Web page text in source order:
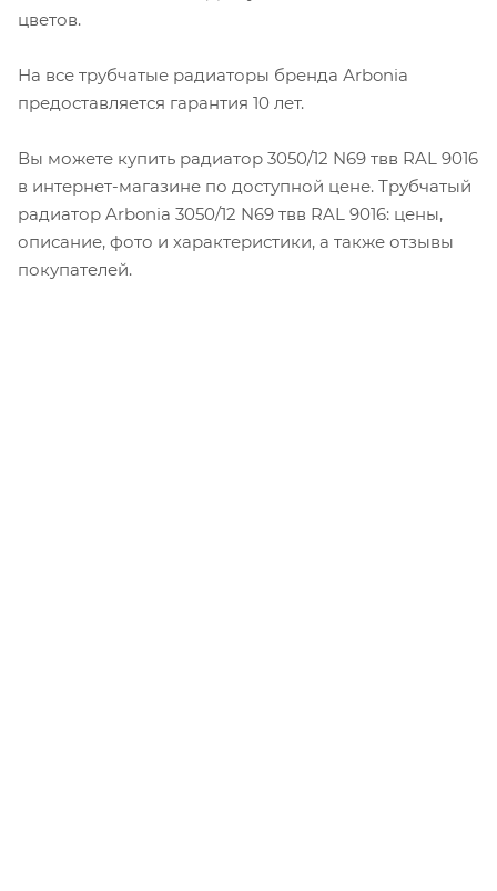
цветов.
На все трубчатые радиаторы бренда Аrbonia
предоставляется гарантия 10 лет.
Вы можете купить радиатор 3050/12 N69 твв RAL 9016
в интернет-магазине по доступной цене. Трубчатый
радиатор Arbonia 3050/12 N69 твв RAL 9016: цены,
описание, фото и характеристики, а также отзывы
покупателей.